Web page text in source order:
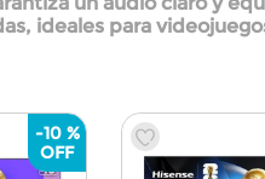
ideales para
-10 %